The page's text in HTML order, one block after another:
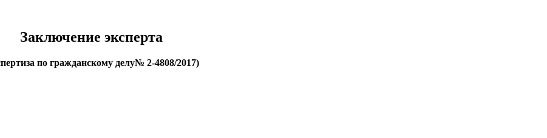
Заключение эксперта
по гражданскому делу№ 2-4808/2017)